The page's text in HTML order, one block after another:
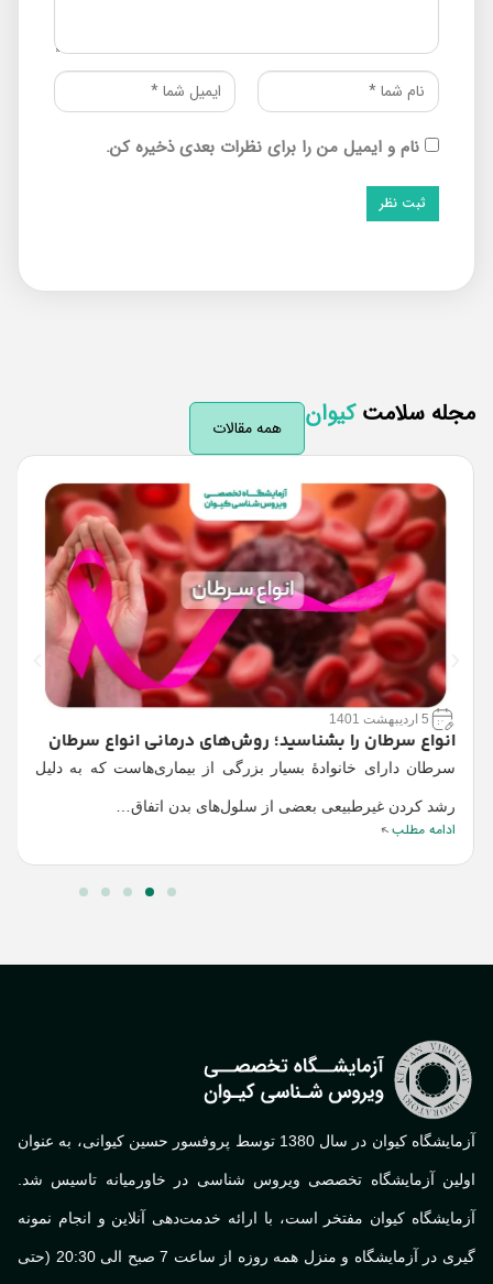
نام و ایمیل من را برای نظرات بعدی ذخیره کن.
سلامتکیوان همه مقالات
انواع سرطان را بشناسید؛ روش‌های درمانی انواع سرطان
سرطان دارای خانوادۀ بسیار بزرگی از بیماری‌هاست که به دلیل
رشد کردن غیرطبیعی بعضی از سلول‌های بدن اتفاق…
ادامه مطلب
آزمایشگاه کیوان در سال 1380 توسط پروفسور حسین کیوانی، به عنوان
آزمایشگاه تخصصی ویروس شناسی در خاورمیانه تاسیس شد.
کیوان مفتخر است، با ارائه خدمت‌دهی آنلاین و انجام نمونه
گیری در آزمایشگاه و منزل همه روزه از ساعت 7 صبح الی 20:30 (حتی